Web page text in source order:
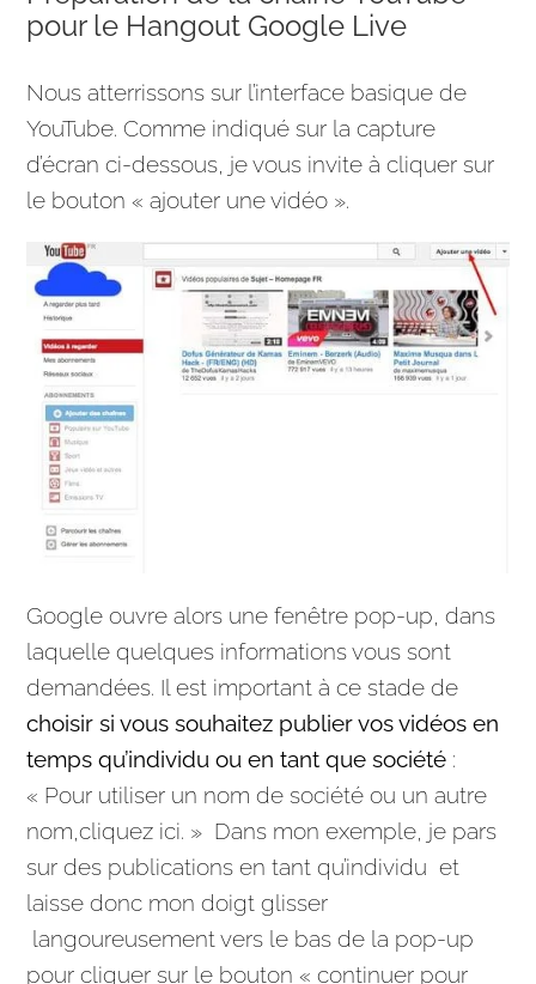
pour le Hangout Google Live
Nous atterrissons sur l’interface basique de
YouTube. Comme indiqué sur la capture
d’écran ci-dessous, je vous invite à cliquer sur
le bouton « ajouter une vidéo ».
Google ouvre alors une fenêtre pop-up, dans
laquelle quelques informations vous sont
demandées. Il est important à ce stade de
choisir si vous souhaitez publier vos vidéos en
temps qu’individu ou en tant que société :
« Pour utiliser un nom de société ou un autre
nom,cliquez ici. » Dans mon exemple, je pars
sur des publications en tant qu’individu et
laisse donc mon doigt glisser
langoureusement vers le bas de la pop-up
pour cliquer sur le bouton « continuer pour